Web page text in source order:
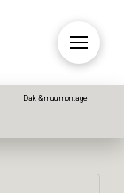
Dak & muurmontage